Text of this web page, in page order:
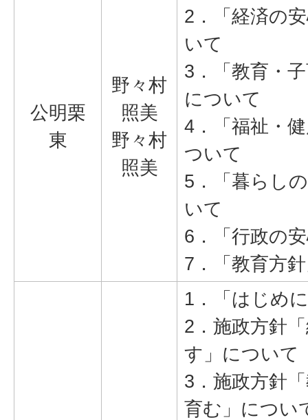
公明栗
東
野々村
照美
野々村
照美
2．「経済の
いて
3．「教育・
について
4．「福祉・
ついて
5．「暮らし
いて
6．「行政の
7．「教育方
1．「はじめ
2．施政方針
す」について
3．施政方針
育む」につい